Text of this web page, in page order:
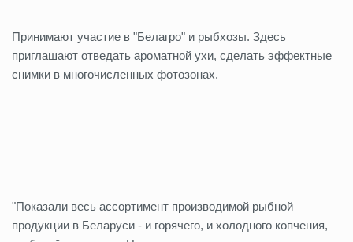
Принимают участие в "Белагро" и рыбхозы. Здесь
приглашают отведать ароматной ухи, сделать эффектные
снимки в многочисленных фотозонах.
"Показали весь ассортимент производимой рыбной
продукции в Беларуси - и горячего, и холодного копчения,